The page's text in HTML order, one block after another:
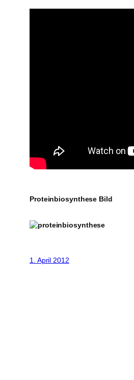
Proteinbiosynthese Bild
1. April 2012